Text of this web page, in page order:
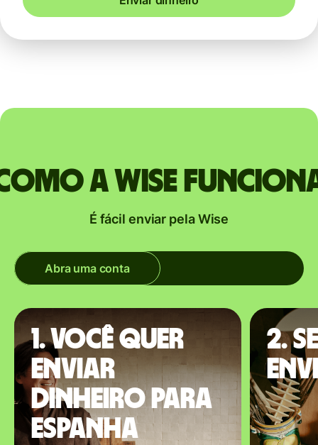
a Wise
É fácil enviar pela Wise
Abra uma conta
1. Você quer
enviar
dinheiro para
Espanha
2.